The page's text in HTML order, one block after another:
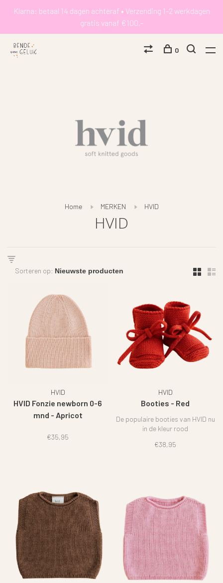
Klarna: betaal 14 dagen achteraf • Verzending 1-2 werkdagen
gratis vanaf €100,-
0
Home MERKEN HVID
HVID
Sorteren op:
HVID
HVID Fonzie newborn 0-6
mnd - Apricot
€35,95
HVID
Booties - Red
De populaire booties van HVID nu
in de kleur rood
€38,95